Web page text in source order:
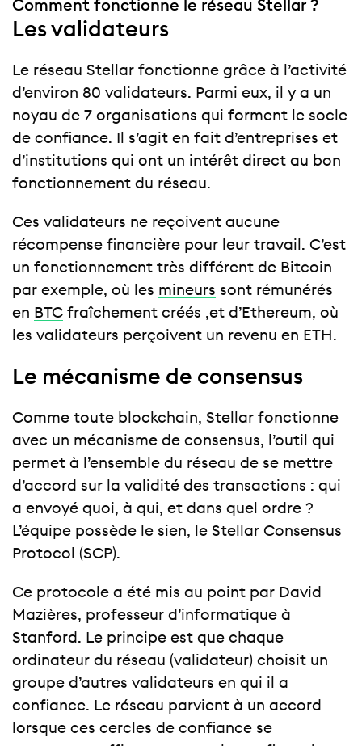
Comment fonctionne le réseau Stellar ?
Les validateurs
Le réseau Stellar fonctionne grâce à l’activité
d’environ 80 validateurs. Parmi eux, il y a un
noyau de 7 organisations qui forment le socle
de confiance. Il s’agit en fait d’entreprises et
d’institutions qui ont un intérêt direct au bon
fonctionnement du réseau.
Ces validateurs ne reçoivent aucune
récompense financière pour leur travail. C’est
un fonctionnement très différent de Bitcoin
par exemple, où les mineurs sont rémunérés
en BTC fraîchement créés ,et d’Ethereum, où
les validateurs perçoivent un revenu en ETH .
Le mécanisme de consensus
Comme toute blockchain, Stellar fonctionne
avec un mécanisme de consensus, l’outil qui
permet à l’ensemble du réseau de se mettre
d’accord sur la validité des transactions : qui
a envoyé quoi, à qui, et dans quel ordre ?
L’équipe possède le sien, le Stellar Consensus
Protocol (SCP).
Ce protocole a été mis au point par David
Mazières, professeur d’informatique à
Stanford. Le principe est que chaque
ordinateur du réseau (validateur) choisit un
groupe d’autres validateurs en qui il a
confiance. Le réseau parvient à un accord
lorsque ces cercles de confiance se